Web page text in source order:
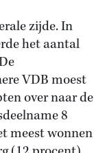
zijde. In
het aantal
VDB moest
over naar de
8
meest wonnen